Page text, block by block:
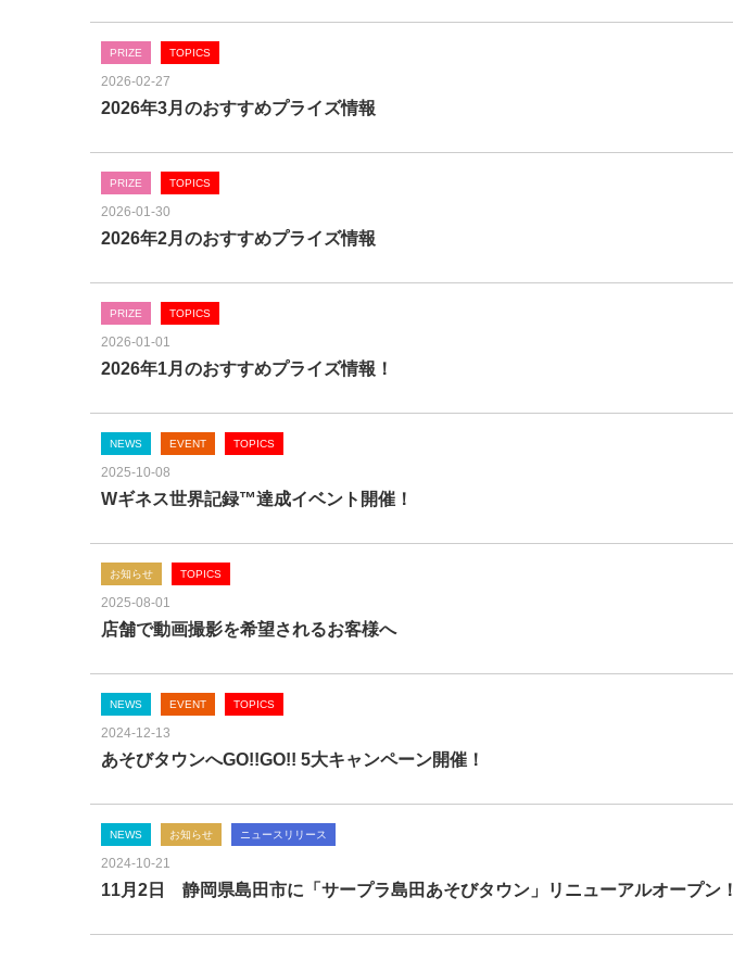
PRIZE TOPICS
2026-02-27
2026年3月のおすすめプライズ情報
PRIZE TOPICS
2026-01-30
2026年2月のおすすめプライズ情報
PRIZE TOPICS
2026-01-01
2026年1月のおすすめプライズ情報！
NEWS EVENT TOPICS
2025-10-08
Wギネス世界記録™達成イベント開催！
お知らせ TOPICS
2025-08-01
店舗で動画撮影を希望されるお客様へ
NEWS EVENT TOPICS
2024-12-13
あそびタウンへGO!!GO!! 5大キャンペーン開催！
NEWS お知らせ ニュースリリース
2024-10-21
11月2日 静岡県島田市に「サープラ島田あそびタウン」リニューアルオープン！